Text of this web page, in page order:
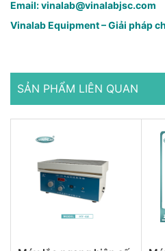
Email: vinalab@vinalabjsc.com
Vinalab Equipment – Giải pháp
SẢN PHẨM LIÊN QUAN